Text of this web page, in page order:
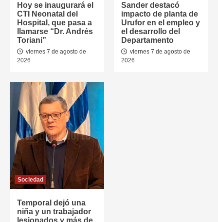
Hoy se inaugurará el
CTI Neonatal del
Hospital, que pasa a
llamarse “Dr. Andrés
Toriani”
viernes 7 de agosto de
2026
Sander destacó
impacto de planta de
Urufor en el empleo y
el desarrollo del
Departamento
viernes 7 de agosto de
2026
Sociedad
Temporal dejó una
niña y un trabajador
lesionados y más de